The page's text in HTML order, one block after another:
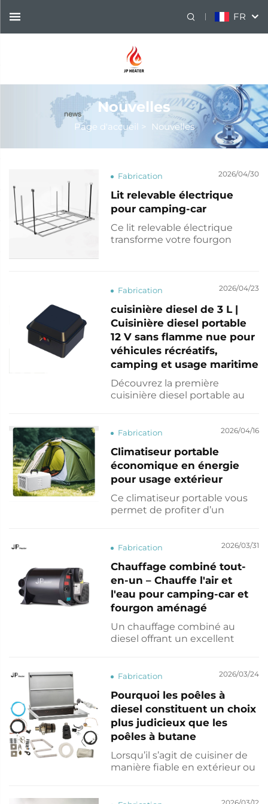
FR
Nouvelles
Page d'accueil > Nouvelles
Fabrication 2026/04/30
Lit relevable électrique
pour camping-car
Ce lit relevable électrique
transforme votre fourgon
de rails personnalisables en
plupart des habitacles de
véhicules, optimisant ainsi
l’espace intérieur après
installation. Soulevez le lit
pendant la ...
Fabrication 2026/04/23
cuisinière diesel de 3 L |
Cuisinière diesel portable
12 V sans flamme nue pour
véhicules récréatifs,
camping et usage maritime
Découvrez la première
cuisinière diesel portable au
camping, les voyages en
caravanes, les cuisines
extérieures et la vie hors
réseau. Cette cuisinière diesel
cuisiner n’importe où en toute
simplicité, offrant une véritable
Fabrication 2026/04/16
Climatiseur portable
économique en énergie
pour usage extérieur
Ce climatiseur portable vous
permet de profiter d’un
avant et latérales présentent
apparence épurée et élégante.
Le panneau à lumière blanche
fournit un éclairage doux et
non éblouissant...
Fabrication 2026/03/31
Chauffage combiné tout-
en-un – Chauffe l'air et
l'eau pour camping-car et
fourgon aménagé
Un chauffage combiné au
diesel offrant un excellent
performante à Truma, capable
chauffage d'air et de l'eau
chaude. Ce système tout-en-
un intègre le chauffage et la
production d'eau chaude, ce
Fabrication 2026/03/24
Pourquoi les poêles à
diesel constituent un choix
plus judicieux que les
poêles à butane
Lorsqu’il s’agit de cuisiner de
manière fiable en extérieur ou